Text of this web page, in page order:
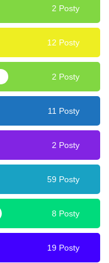
2 Posty
12 Posty
2 Posty
11 Posty
2 Posty
59 Posty
8 Posty
19 Posty